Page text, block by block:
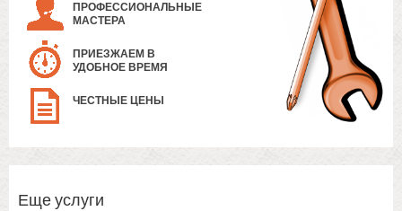
ПРОФЕССИОНАЛЬНЫЕ
МАСТЕРА
ПРИЕЗЖАЕМ В
УДОБНОЕ ВРЕМЯ
ЧЕСТНЫЕ ЦЕНЫ
Еще услуги